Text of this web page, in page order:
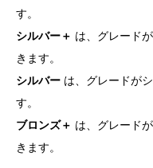
す。
シルバー＋ は、グレード
きます。
シルバー は、グレードが
す。
ブロンズ＋ は、グレード
きます。